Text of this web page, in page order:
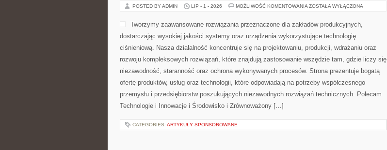
POSTED BY ADMIN LIP - 1 - 2026 MOŻLIWOŚĆ KOMENTOWANIA CIEKAWOSTKI
ŚWIATA
ZOSTAŁA WYŁĄCZONA
Tworzymy zaawansowane rozwiązania przeznaczone dla zakładów produkcyjnych,
dostarczając wysokiej jakości systemy oraz urządzenia wykorzystujące technologię
ciśnieniową. Nasza działalność koncentruje się na projektowaniu, produkcji, wdrażaniu oraz
rozwoju kompleksowych rozwiązań, które znajdują zastosowanie wszędzie tam, gdzie liczy się
niezawodność, staranność oraz ochrona wykonywanych procesów. Strona prezentuje bogatą
ofertę produktów, usług oraz technologii, które odpowiadają na potrzeby współczesnego
przemysłu i przedsiębiorstw poszukujących niezawodnych rozwiązań technicznych. Polecam
Technologie i Innowacje i Środowisko i Zrównoważony […]
CATEGORIES: ARTYKUŁY SPONSOROWANE